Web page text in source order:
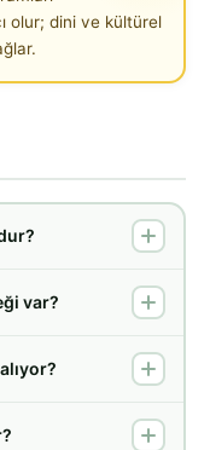
olur; dini ve kültürel
var?